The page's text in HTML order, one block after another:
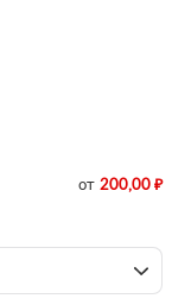
от 200,00 ₽